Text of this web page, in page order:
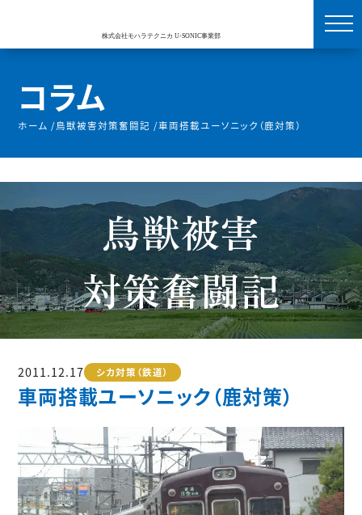
コラム
ホーム /鳥獣被害対策奮闘記 /車両搭載ユーソニック（鹿対策）
鳥獣被害
対策奮闘記
2011.12.17 シカ対策（鉄道）
車両搭載ユーソニック（鹿対策）